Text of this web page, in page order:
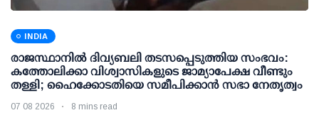
INDIA
രാജസ്ഥാനിൽ ദിവ്യബലി തടസപ്പെടുത്തിയ സംഭവം:
കത്തോലിക്കാ വിശ്വാസികളുടെ ജാമ്യാപേക്ഷ വീണ്ടും
തള്ളി; ഹൈക്കോടതിയെ സമീപിക്കാൻ സഭാ നേതൃത്വം
07 08 2026 8 mins read